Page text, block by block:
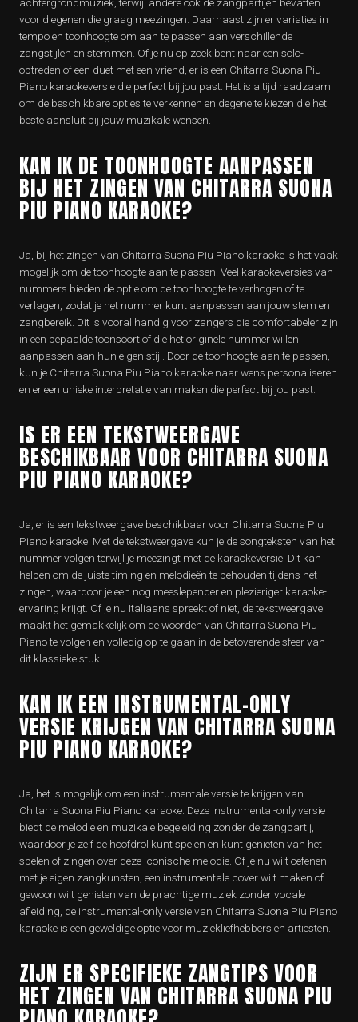
voor diegenen die graag meezingen. Daarnaast zijn er variaties in
tempo en toonhoogte om aan te passen aan verschillende
zangstijlen en stemmen. Of je nu op zoek bent naar een solo-
optreden of een duet met een vriend, er is een Chitarra Suona Piu
Piano karaokeversie die perfect bij jou past. Het is altijd raadzaam
om de beschikbare opties te verkennen en degene te kiezen die het
beste aansluit bij jouw muzikale wensen.
KAN IK DE TOONHOOGTE AANPASSEN
BIJ HET ZINGEN VAN CHITARRA SUONA
PIU PIANO KARAOKE?
Ja, bij het zingen van Chitarra Suona Piu Piano karaoke is het vaak
mogelijk om de toonhoogte aan te passen. Veel karaokeversies van
nummers bieden de optie om de toonhoogte te verhogen of te
verlagen, zodat je het nummer kunt aanpassen aan jouw stem en
zangbereik. Dit is vooral handig voor zangers die comfortabeler zijn
in een bepaalde toonsoort of die het originele nummer willen
aanpassen aan hun eigen stijl. Door de toonhoogte aan te passen,
kun je Chitarra Suona Piu Piano karaoke naar wens personaliseren
en er een unieke interpretatie van maken die perfect bij jou past.
IS ER EEN TEKSTWEERGAVE
BESCHIKBAAR VOOR CHITARRA SUONA
PIU PIANO KARAOKE?
Ja, er is een tekstweergave beschikbaar voor Chitarra Suona Piu
Piano karaoke. Met de tekstweergave kun je de songteksten van het
nummer volgen terwijl je meezingt met de karaokeversie. Dit kan
helpen om de juiste timing en melodieën te behouden tijdens het
zingen, waardoor je een nog meeslepender en plezieriger karaoke-
ervaring krijgt. Of je nu Italiaans spreekt of niet, de tekstweergave
maakt het gemakkelijk om de woorden van Chitarra Suona Piu
Piano te volgen en volledig op te gaan in de betoverende sfeer van
dit klassieke stuk.
KAN IK EEN INSTRUMENTAL-ONLY
VERSIE KRIJGEN VAN CHITARRA SUONA
PIU PIANO KARAOKE?
Ja, het is mogelijk om een instrumentale versie te krijgen van
Chitarra Suona Piu Piano karaoke. Deze instrumental-only versie
biedt de melodie en muzikale begeleiding zonder de zangpartij,
waardoor je zelf de hoofdrol kunt spelen en kunt genieten van het
spelen of zingen over deze iconische melodie. Of je nu wilt oefenen
met je eigen zangkunsten, een instrumentale cover wilt maken of
gewoon wilt genieten van de prachtige muziek zonder vocale
afleiding, de instrumental-only versie van Chitarra Suona Piu Piano
karaoke is een geweldige optie voor muziekliefhebbers en artiesten.
ZIJN ER SPECIFIEKE ZANGTIPS VOOR
HET ZINGEN VAN CHITARRA SUONA PIU